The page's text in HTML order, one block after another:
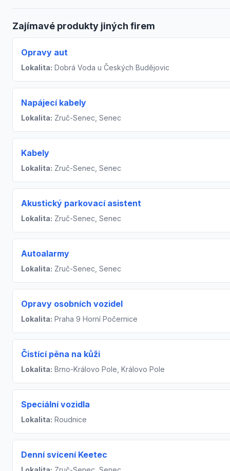
Zajímavé produkty jiných firem
Opravy aut
Lokalita: Dobrá Voda u Českých Budějovic
Napájecí kabely
Lokalita: Zruč-Senec, Senec
Kabely
Lokalita: Zruč-Senec, Senec
Akustický parkovací asistent
Lokalita: Zruč-Senec, Senec
Autoalarmy
Lokalita: Zruč-Senec, Senec
Opravy osobních vozidel
Lokalita: Praha 9 Horní Počernice
Čistící pěna na kůži
Lokalita: Brno-Královo Pole, Královo Pole
Speciální vozidla
Lokalita: Roudnice
Denní svícení Keetec